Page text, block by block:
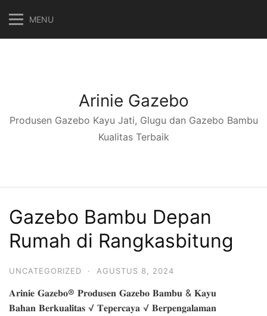
ke
konten
MENU
Arinie Gazebo
Produsen Gazebo Kayu Jati, Glugu dan Gazebo Bambu
Kualitas Terbaik
Gazebo Bambu Depan
Rumah di Rangkasbitung
UNCATEGORIZED · AGUSTUS 8, 2024
𝐀𝐫𝐢𝐧𝐢𝐞 𝐆𝐚𝐳𝐞𝐛𝐨® 𝐏𝐫𝐨𝐝𝐮𝐬𝐞𝐧 𝐆𝐚𝐳𝐞𝐛𝐨 𝐁𝐚𝐦𝐛𝐮 & 𝐊𝐚𝐲𝐮
𝐁𝐚𝐡𝐚𝐧 𝐁𝐞𝐫𝐤𝐮𝐚𝐥𝐢𝐭𝐚𝐬 √ 𝐓𝐞𝐩𝐞𝐫𝐜𝐚𝐲𝐚 √ 𝐁𝐞𝐫𝐩𝐞𝐧𝐠𝐚𝐥𝐚𝐦𝐚𝐧